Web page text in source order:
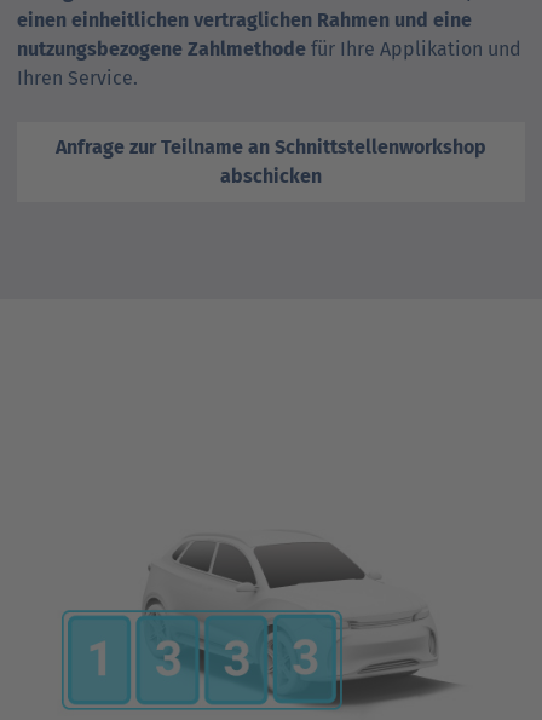
einen einheitlichen vertraglichen Rahmen und eine
nutzungsbezogene Zahlmethode für Ihre Applikation und
Ihren Service.
Anfrage zur Teilname an Schnittstellenworkshop
abschicken